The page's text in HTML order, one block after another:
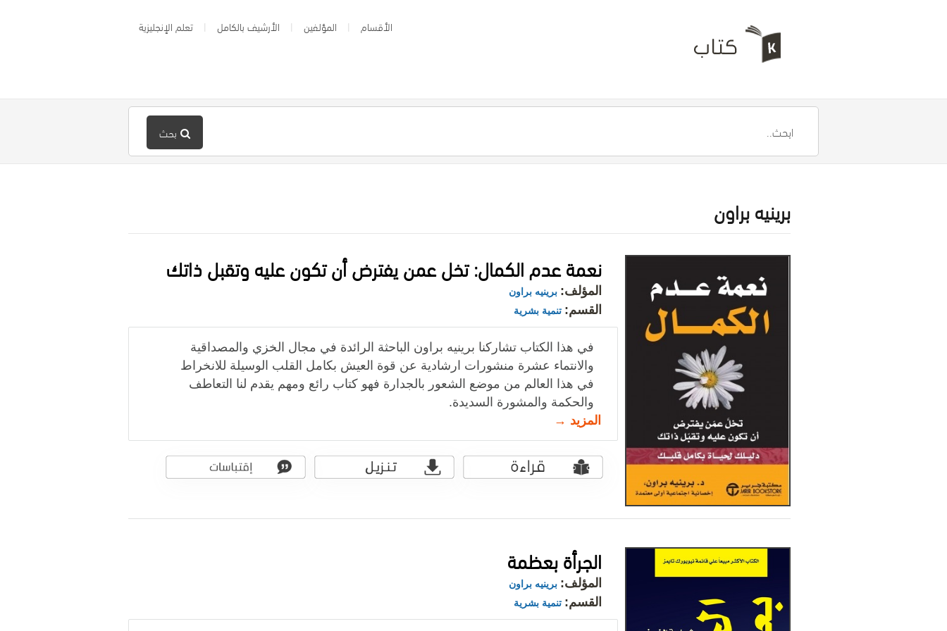
الأقسام المؤلفين الأرشيف بالكامل تعلم الإنجليزية
بحث
برينيه براون
المؤلف: برينيه براون
القسم: تنمية بشرية
في هذا الكتاب تشاركنا برينيه براون الباحثة الرائدة في مجال الخزي والمصداقية
والانتماء عشرة منشورات ارشادية عن قوة العيش بكامل القلب الوسيلة للانخراط
في هذا العالم من موضع الشعور بالجدارة فهو كتاب رائع ومهم يقدم لنا التعاطف
والحكمة والمشورة السديدة.
المزيد →
الجرأة بعظمة
المؤلف: برينيه براون
القسم: تنمية بشرية